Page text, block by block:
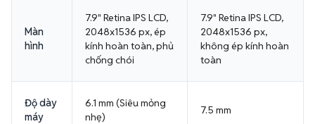
Màn
hình
7.9" Retina IPS LCD,
2048x1536 px, ép
kính hoàn toàn, phủ
chống chói
7.9" Retina IPS LCD,
2048x1536 px,
không ép kính hoàn
toàn
Độ dày
máy
6.1 mm (Siêu mỏng
nhẹ)
7.5 mm